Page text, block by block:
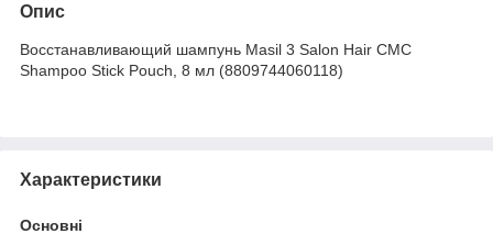
Опис
Восстанавливающий шампунь Masil 3 Salon Hair CMC
Shampoo Stick Pouch, 8 мл (8809744060118)
Характеристики
Основні